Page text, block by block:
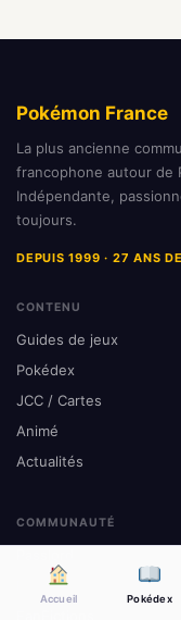
Accueil Pokédex
Pokémon France
La plus ancienne
francophone autour de
Indépendante,
toujours.
DEPUIS 1999 · 27 ANS
CONTENU
Guides de jeux
Pokédex
JCC / Cartes
Animé
Actualités
COMMUNAUTÉ
Forums